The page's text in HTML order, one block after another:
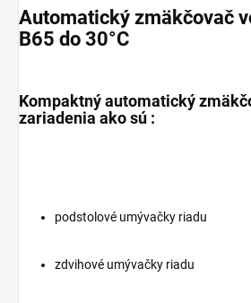
Automatický zmäkčovač
B65 do 30°C
Kompaktný automatický
zariadenia ako sú :
podstolové umývačky riadu
zdvihové umývačky riadu